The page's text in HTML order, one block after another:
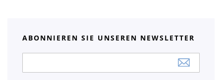
ABONNIEREN SIE UNSEREN NEWSLETTER
Newsletter: